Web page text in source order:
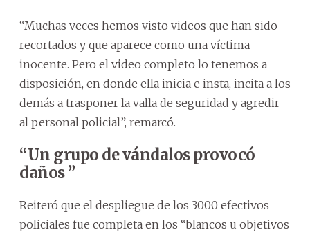
“Muchas veces hemos visto videos que han sido
recortados y que aparece como una víctima
inocente. Pero el video completo lo tenemos a
disposición, en donde ella inicia e insta, incita a los
demás a trasponer la valla de seguridad y agredir
al personal policial”, remarcó.
“Un grupo de vándalos provocó
daños ”
Reiteró que el despliegue de los 3000 efectivos
policiales fue completa en los “blancos u objetivos